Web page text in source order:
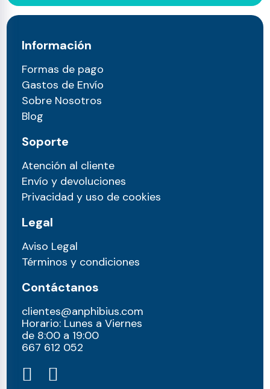
Información
Formas de pago
Gastos de Envío
Sobre Nosotros
Blog
Soporte
Atención al cliente
Envío y devoluciones
Privacidad y uso de cookies
Legal
Aviso Legal
Términos y condiciones
Contáctanos
clientes@anphibius.com
Horario: Lunes a Viernes
de 8:00 a 19:00
667 612 052​